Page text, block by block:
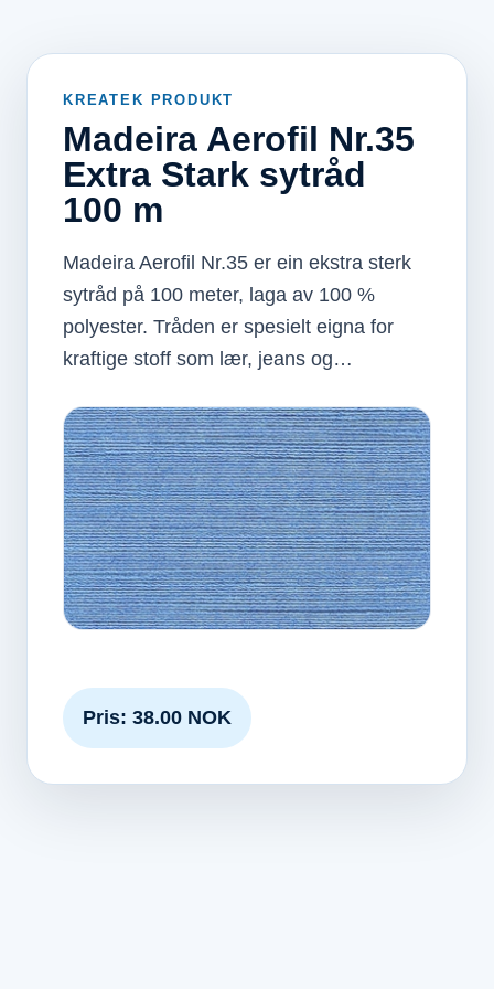
KREATEK PRODUKT
Madeira Aerofil Nr.35
Extra Stark sytråd
100 m
Madeira Aerofil Nr.35 er ein ekstra sterk
sytråd på 100 meter, laga av 100 %
polyester. Tråden er spesielt eigna for
kraftige stoff som lær, jeans og…
Pris: 38.00 NOK